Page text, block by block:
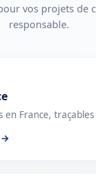
vos projets de
responsable.
en France,
→